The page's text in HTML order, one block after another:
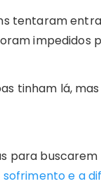
tentaram
impedidos
tinham lá,
para
sofrimento e a